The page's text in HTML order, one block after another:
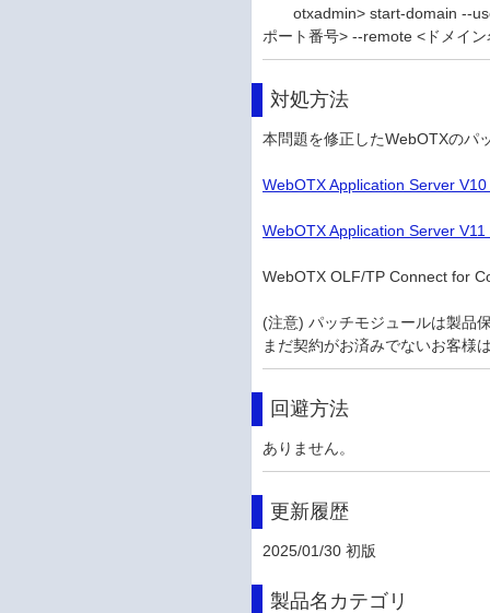
otxadmin> start-domain --
ポート番号> --remote <ドメイン
対処方法
本問題を修正したWebOTXのパ
WebOTX Application Server
WebOTX Application Server
WebOTX OLF/TP Connect for
(注意) パッチモジュールは製品
まだ契約がお済みでないお客様
回避方法
ありません。
更新履歴
2025/01/30 初版
製品名カテゴリ